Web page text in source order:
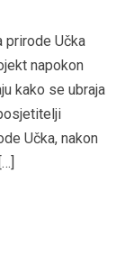
prirode Učka
napokon
kako se ubraja
Učka, nakon